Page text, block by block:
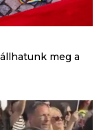
meg a